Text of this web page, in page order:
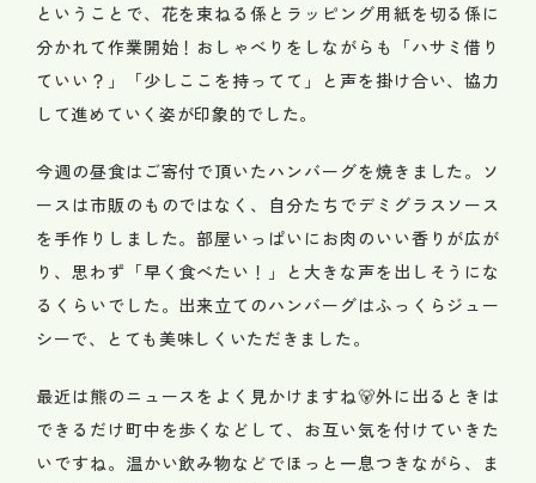
ということで、花を束ねる係とラッピング用紙を切る係に
分かれて作業開始！おしゃべりをしながらも「ハサミ借り
ていい？」「少しここを持ってて」と声を掛け合い、協力
して進めていく姿が印象的でした。
今週の昼食はご寄付で頂いたハンバーグを焼きました。ソ
ースは市販のものではなく、自分たちでデミグラスソース
を手作りしました。部屋いっぱいにお肉のいい香りが広が
り、思わず「早く食べたい！」と大きな声を出しそうにな
るくらいでした。出来立てのハンバーグはふっくらジュー
シーで、とても美味しくいただきました。
最近は熊のニュースをよく見かけますね🐻外に出るときは
できるだけ町中を歩くなどして、お互い気を付けていきた
いですね。温かい飲み物などでほっと一息つきながら、ま